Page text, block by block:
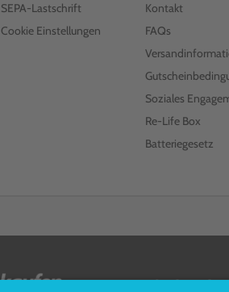
SEPA-Lastschrift
Cookie Einstellungen
Kontakt
FAQs
Soziales
Re-Life Box
Batteriegesetz
FOLGEN